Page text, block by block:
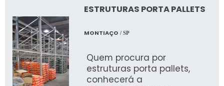
ESTRUTURAS PORTA PALLETS
MONTIAÇO / SP
Quem procura por
estruturas porta pallets,
conhecerá a